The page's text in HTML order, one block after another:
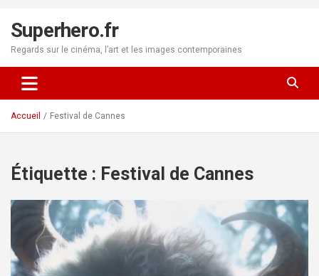
contenu
Superhero.fr
Regards sur le cinéma, l’art et les images contemporaines
Accueil Festival de Cannes
Étiquette : Festival de Cannes